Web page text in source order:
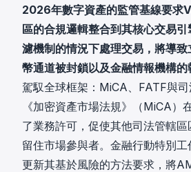
2026年數字資產的監管基線要求
區的合規邏輯整合到其核心交易
濾機制的情況下處理交易，將導
幣通道被封鎖以及金融情報機構的
駕馭全球框架：MiCA、FATF與
《加密資產市場法規》（MiCA）
了業務許可，促使其他司法管轄
留住市場參與者。金融行動特別
更新其基於風險的方法要求，將